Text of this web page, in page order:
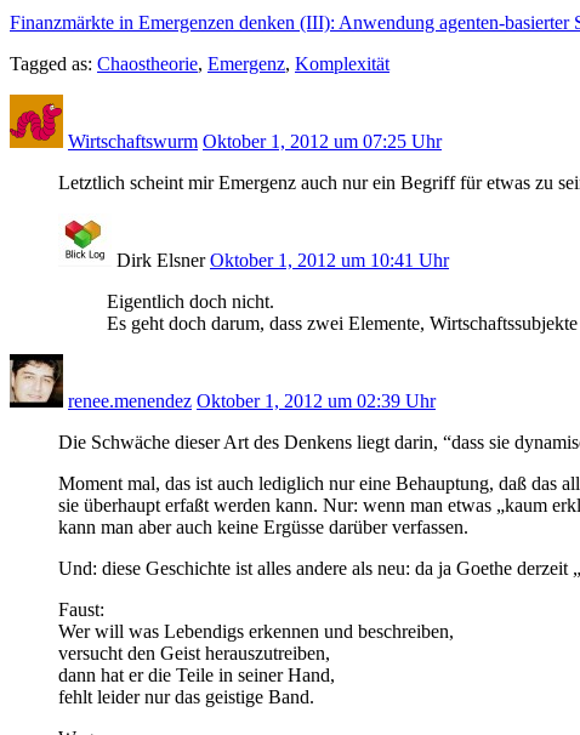
Finanzmärkte in Emergenzen denken (III): Anwendung agenten-basierter
Tagged as: Chaostheorie, Emergenz, Komplexität
Wirtschaftswurm Oktober 1, 2012 um 07:25 Uhr
Letztlich scheint mir Emergenz auch nur ein Begriff für etwas zu
Dirk Elsner Oktober 1, 2012 um 10:41 Uhr
Eigentlich doch nicht.
Es geht doch darum, dass zwei Elemente,
renee.menendez Oktober 1, 2012 um 02:39 Uhr
Die Schwäche dieser Art des Denkens liegt darin, “dass sie
Moment mal, das ist auch lediglich nur eine Behauptung, daß das
sie überhaupt erfaßt werden kann. Nur: wenn man etwas „kaum
kann man aber auch keine Ergüsse darüber verfassen.
Und: diese Geschichte ist alles andere als neu: da ja Goethe
Faust:
Wer will was Lebendigs erkennen und beschreiben,
versucht den Geist herauszutreiben,
dann hat er die Teile in seiner Hand,
fehlt leider nur das geistige Band.